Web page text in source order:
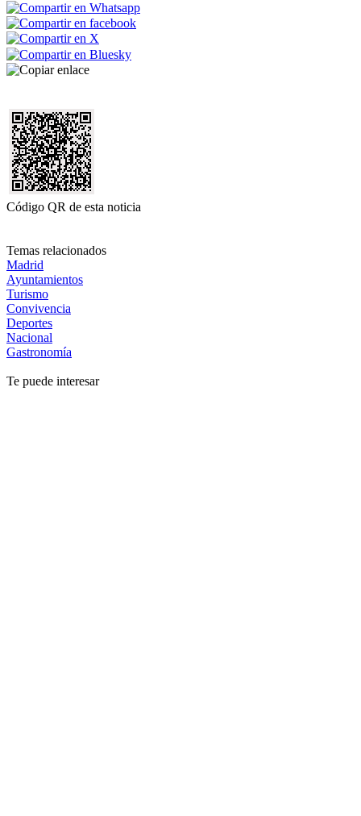
Código QR de esta noticia
Temas relacionados
Madrid
Ayuntamientos
Turismo
Convivencia
Deportes
Nacional
Gastronomía
Te puede interesar